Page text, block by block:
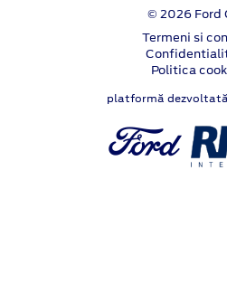
© 2026 Ford
Termeni si
Politica
platformă